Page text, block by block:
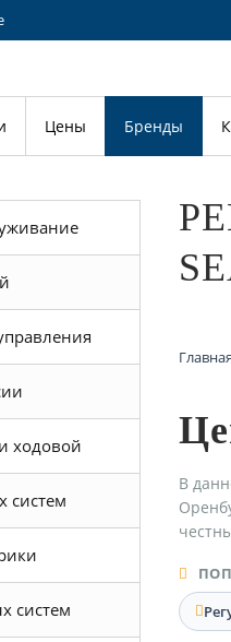
Цены Бренды
Главная
В
ходовой
систем
систем